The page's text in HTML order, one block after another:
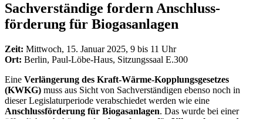
Sachverständige fordern Anschluss­
förderung für Biogasanlagen
Zeit: Mittwoch, 15. Januar 2025, 9 bis 11 Uhr
Ort: Berlin, Paul-Löbe-Haus, Sitzungssaal E.300
Eine Verlängerung des Kraft-Wärme-Kopplungsgesetzes
(KWKG) muss aus Sicht von Sachverständigen ebenso noch in
dieser Legislaturperiode verabschiedet werden wie eine
Anschlussförderung für Biogasanlagen. Das wurde bei einer